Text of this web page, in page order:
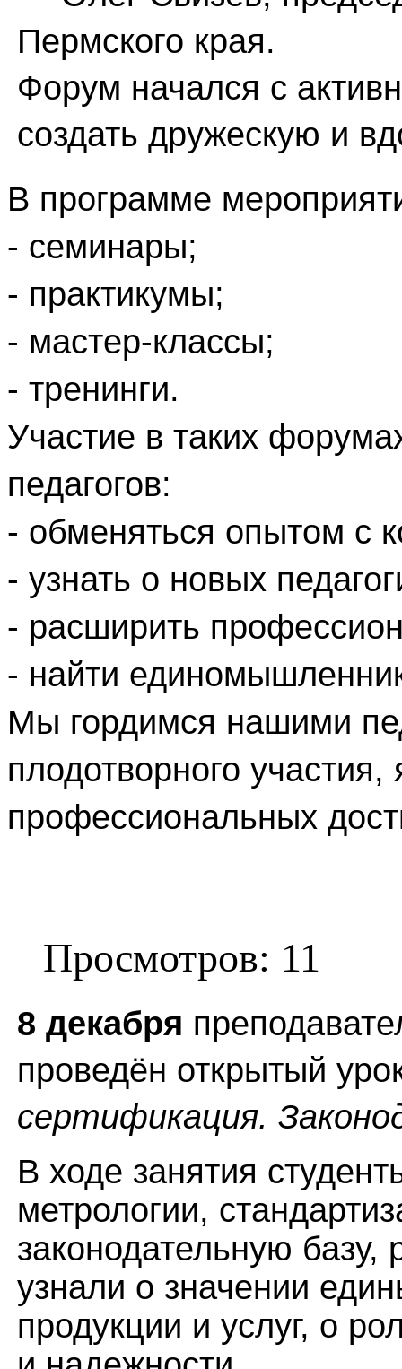
Пермского края.
Форум начался с
создать дружескую и
В программе
- семинары;
- практикумы;
- мастер-классы;
- тренинги.
Участие в таких
педагогов:
- обменяться опытом с
- узнать о новых
- расширить
- найти
Мы гордимся нашими
плодотворного
профессиональных
Просмотров: 11
8 декабря
проведён открытый
сертификация.
В ходе занятия
метрологии,
законодательную
узнали о значении
продукции и услуг, о